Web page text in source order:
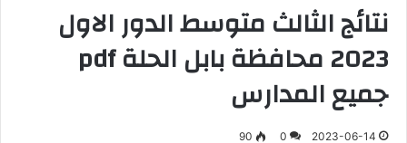
نتائج الثالث متوسط الدور الاول
2023 محافظة بابل الحلة pdf
جميع المدارس
2023-06-14
0
90